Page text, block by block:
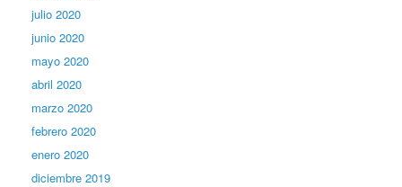
julio 2020
junio 2020
mayo 2020
abril 2020
marzo 2020
febrero 2020
enero 2020
diciembre 2019